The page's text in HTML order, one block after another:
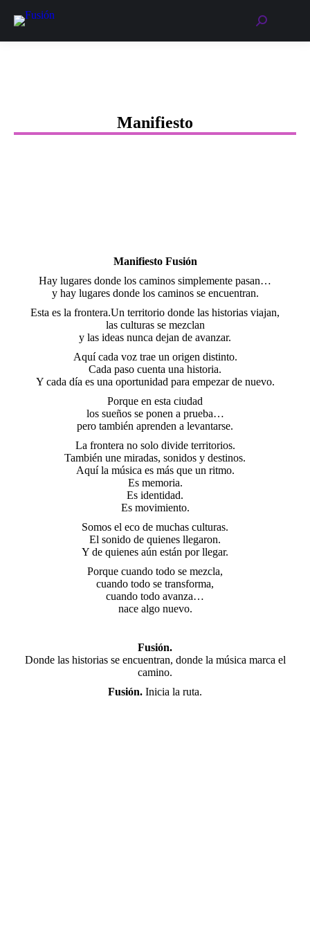
Buscar:
Manifiesto
Manifiesto Fusión
Hay lugares donde los caminos simplemente pasan…
y hay lugares donde los caminos se encuentran.
Esta es la frontera.Un territorio donde las historias viajan,
las culturas se mezclan
y las ideas nunca dejan de avanzar.
Aquí cada voz trae un origen distinto.
Cada paso cuenta una historia.
Y cada día es una oportunidad para empezar de nuevo.
Porque en esta ciudad
los sueños se ponen a prueba…
pero también aprenden a levantarse.
La frontera no solo divide territorios.
También une miradas, sonidos y destinos.
Aquí la música es más que un ritmo.
Es memoria.
Es identidad.
Es movimiento.
Somos el eco de muchas culturas.
El sonido de quienes llegaron.
Y de quienes aún están por llegar.
Porque cuando todo se mezcla,
cuando todo se transforma,
cuando todo avanza…
nace algo nuevo.
Fusión.
Donde las historias se encuentran, donde la música marca el
camino.
Fusión. Inicia la ruta.